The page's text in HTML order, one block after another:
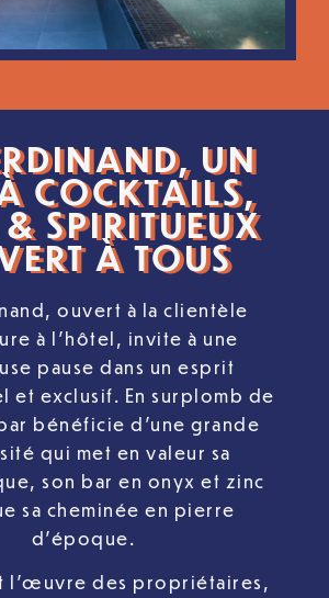
UN
COCKTAILS,
SPIRITUEUX
À TOUS
ouvert à la clientèle
à l’hôtel, invite à une
pause dans un esprit
et exclusif. En surplomb de
bénéficie d’une grande
qui met en valeur sa
son bar en onyx et zinc
sa cheminée en pierre
d’époque.
l’œuvre des propriétaires,